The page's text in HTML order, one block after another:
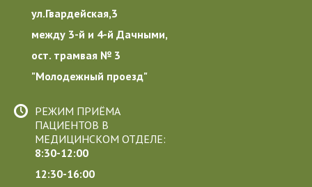
ул.Гвардейская,3
между 3-й и 4-й Дачными,
ост. трамвая № 3
"Молодежный проезд"
РЕЖИМ ПРИЁМА
ПАЦИЕНТОВ В
МЕДИЦИНСКОМ ОТДЕЛЕ:
8:30-12:00
12:30-16:00